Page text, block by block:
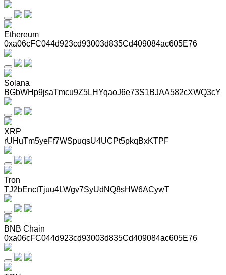
Ethereum
0xa06cFC044d923cd93003d835Cd409084ac605E76
Solana
BGbWHp9jsaTmcu9Z5LHYqaoJ6e73S1BJAA582cXWQ3cY
XRP
rUHuTm5yeFf7WSpuqsU4UCPt5pkqBxKTPF
Tron
TJ2bEnctTjuu4LWgv7SyUdNQ8sHW6ACywT
BNB Chain
0xa06cFC044d923cd93003d835Cd409084ac605E76